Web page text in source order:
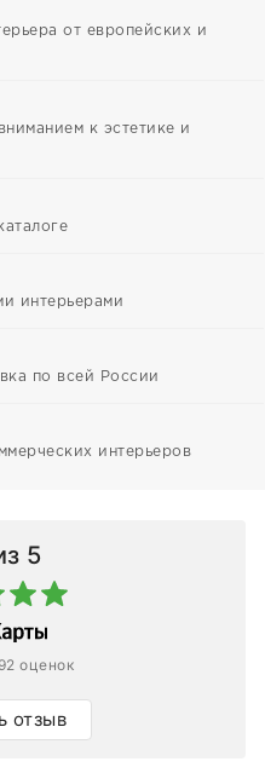
от европейских и
к эстетике и
интерьерами
по всей России
интерьеров
5
оценок
отзыв